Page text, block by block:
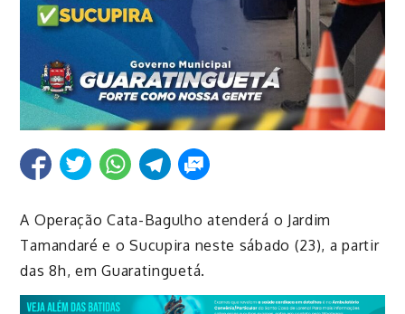
A Operação Cata-Bagulho atenderá o Jardim
Tamandaré e o Sucupira neste sábado (23), a partir
das 8h, em Guaratinguetá.